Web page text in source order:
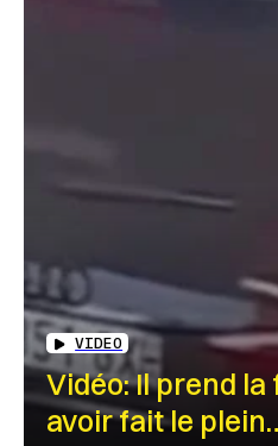
VIDEO
Vidéo: Il prend
avoir fait le